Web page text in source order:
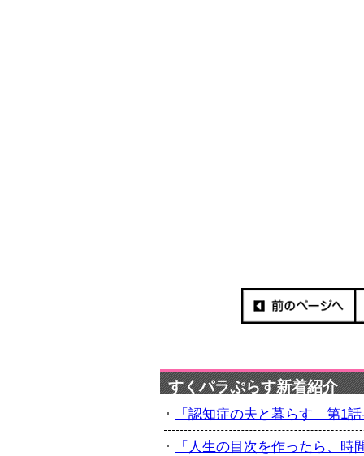
すくパラぷらす新着紹介
「認知症の夫と暮らす」第1
「人生の目次を作ったら、